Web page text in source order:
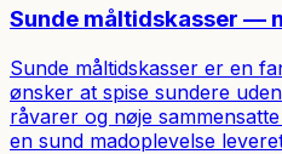
Sunde måltidskasser —
Sunde måltidskasser er en
ønsker at spise sundere
råvarer og nøje
en sund madoplevelse